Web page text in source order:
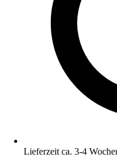
Lieferzeit ca. 3-4